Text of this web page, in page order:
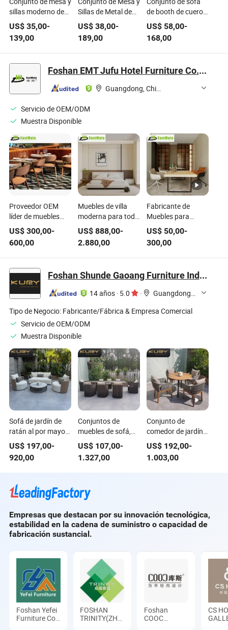
sillas moderno de
estilo nórdico al por
mayor de Foshan,
muebles de sofá en
booth de madera
maciza y cuero
para restaurante,
cafetería y tienda
de café
US$35,00-
139,00
Sillas de Metal de
Estilo Retro 1950s
de Lujo al por
Mayor con Sofá de
Cuero Rojo para
Mobiliario para
Cafetería y Tienda
de Café
US$ 38,00-
189,00
de booth de cuero
azul moderno para
restaurante, mesa
y sillas, muebles
para café,
hotel
US$ 58,00-
168,00
Foshan EMT Jufu Hotel Furniture Co., Ltd
Guangdong, China
Servicio de OEM/ODM
Muestra Disponible
Proveedor OEM
líder de muebles
para hoteles,
restaurantes y
cafeterías, sofás de
banquete
personalizados,
mesas de comedor,
sillas, taburetes de
bar y asientos de
salón para
hospitalidad y
alimentos y
bebidas
US$300,00-
600,00
Muebles de villa
moderna para toda
la casa, sofá de
sala de estar, cama
de dormitorio,
mesa de comedor,
diseño de paquete
completo
US$ 888,00-
2.880,00
Fabricante de
Muebles para
Hoteles Villa
Paquete Completo
Personalizado de
Sofá para Sala de
Comedor, Silla,
Cama de
Dormitorio
US$ 50,00-
300,00
Foshan Shunde Gaoang Furniture Industry Co., Ltd.
14 años · 5.0 ·
Guangdong, China
Tipo de Negocio: Fabricante/Fábrica & Empresa Comercial
Servicio de OEM/ODM
Muestra Disponible
Sofá de jardín de
ratán al por mayor
moderno, muebles
de exterior con
mesa de café y silla
US$ 197,00-
920,00
Conjuntos de
muebles de sofá,
mesa y silla de
exterior con marco
de aluminio
US$ 107,00-
1.327,00
Conjunto de
comedor de jardín
real de ratán de
venta caliente,
muebles de exterior,
US$ 192,00-
1.003,00
Empresas que destacan por su innovación tecnológica,
estabilidad en la cadena de suministro o capacidad de
fabricación sustancial.
Foshan Yefei
Furniture Co.,
FOSHAN
TRINITY(ZHONGSEN)
Foshan
COOC
CS